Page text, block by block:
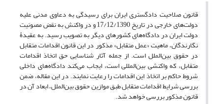
قانون صلاحیت دادگستری ایران برای رسیدگی به دعاوی مدنی علیه
دولت‌های خارجی در تاریخ 17/12/1390 و در واکنش به نقض مصونیت
دولت ایران در دادگاه‌های کشورهای دیگر به تصویب رسید. به عقیدۀ
نگارندگان، ماهیت «عمل متقابل» مذکور در این قانون اقدامات متقابل
در حقوق بین‌الملل است. از جمله آثار شناسایی حق اتخاذ اقدامات
متقابل، که واکنشی بین‌المللی است، ایجاب می‌کند دادگاه‌های داخلی
شروط حاکم بر اتخاذ این اقدامات را رعایت نمایند. در این مقاله، ضمن
بررسی شرایط اقدامات متقابل طبق موازین حقوق بین‌الملل، ابعاد آن در
قانون مذکور بررسی خواهد شد.